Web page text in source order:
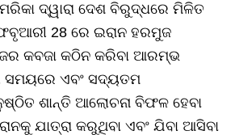
ଦ୍ୱାରା ଦେଶ ବିରୁଦ୍ଧରେ ମିଳିତ
28 ରେ ଇରାନ ହରମୁଜ
କବଜା କଠିନ କରିବା ଆରମ୍ଭ
ସମୟରେ ଏବଂ ସଦ୍ୟତମ
ଶାନ୍ତି ଆଲୋଚନା ବିଫଳ ହେବା
ଯାତ୍ରା କରୁଥିବା ଏବଂ ଯିବା ଆସିବା